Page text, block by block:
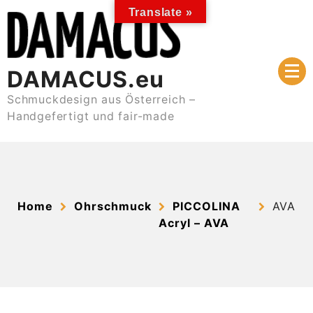
content
DAMACUS.eu
Schmuckdesign aus Österreich –
Handgefertigt und fair-made
Home Ohrschmuck
PICCOLINA
Acryl – AVA
AVA
Translate »